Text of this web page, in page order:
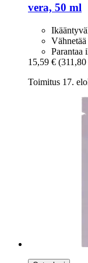
vera, 50 ml
Parantaa
15,59 €
Toimitus 17.